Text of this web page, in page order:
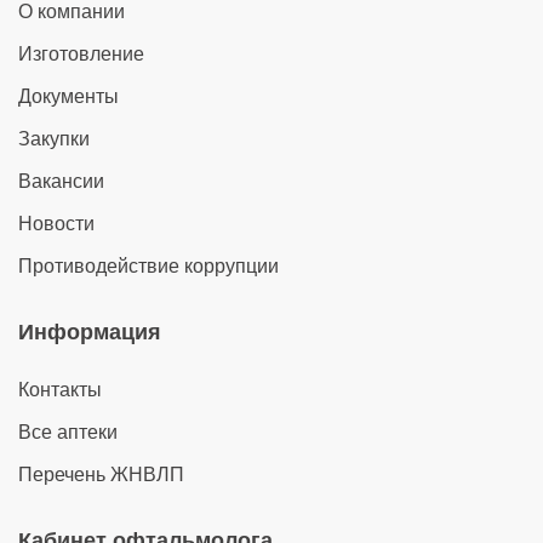
Филиал «Аптека № 70»
+7 (383) 314-00-75
ул. Тюленина, 9
+7 (383) 270-50-77
ул. Рассветная, 1
+7 (923) 220-11-73
Филиал «Аптека № 8»
+7 (383) 271-02-45
ул. Авиастроителей, 3
+7 (913) 795-28-09
О компании
Изготовление
Документы
Закупки
Вакансии
Новости
Противодействие коррупции
Информация
Контакты
Все аптеки
Перечень ЖНВЛП